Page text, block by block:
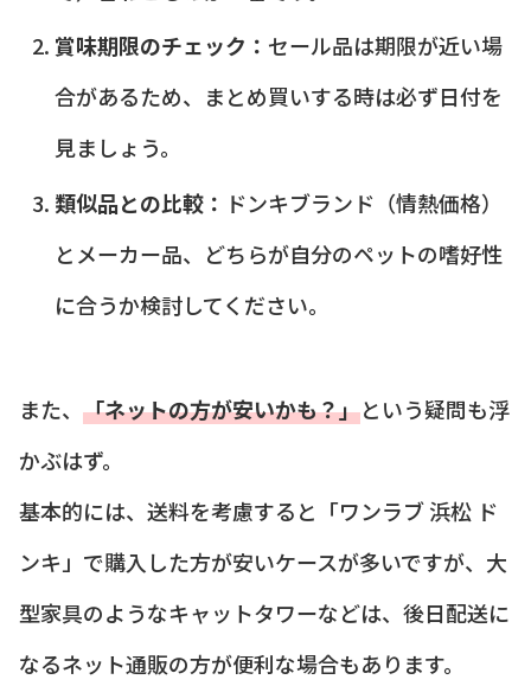
賞味期限のチェック： セール品は期限が近い場
合があるため、まとめ買いする時は必ず日付を
見ましょう。
類似品との比較： ドンキブランド（情熱価格）
とメーカー品、どちらが自分のペットの嗜好性
に合うか検討してください。
また、 「ネットの方が安いかも？」という疑問も浮
かぶはず。
基本的には、送料を考慮すると「ワンラブ 浜松 ド
ンキ」で購入した方が安いケースが多いですが、大
型家具のようなキャットタワーなどは、後日配送に
なるネット通販の方が便利な場合もあります。